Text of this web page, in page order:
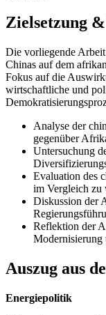
Zielsetzung
Die vorliegende
Chinas auf dem
Fokus auf die
wirtschaftliche und
Analyse der
gegenüber
Untersuchung
Evaluation des
im Vergleich zu
Diskussion der
Reflektion der
Modernisierung
Auszug aus
Energiepolitik